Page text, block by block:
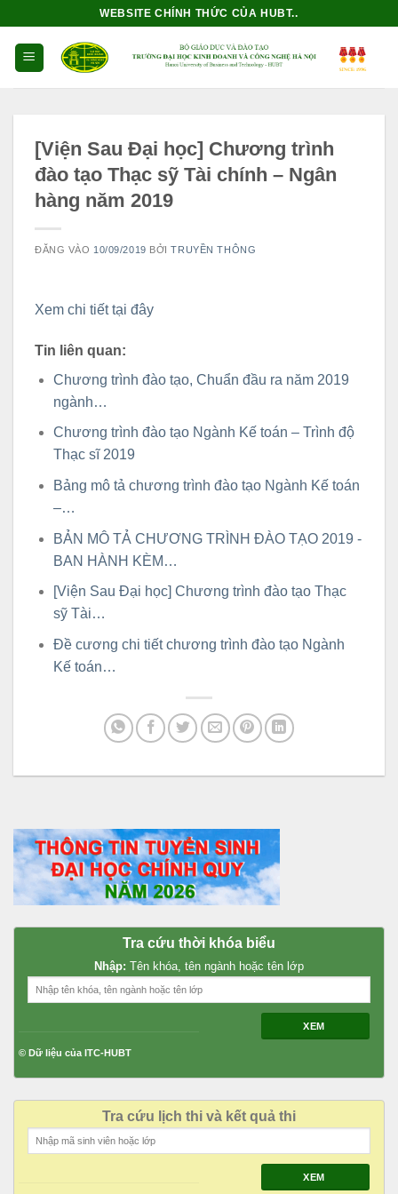
dung
WEBSITE CHÍNH THỨC CỦA HUBT..
[Viện Sau Đại học] Chương trình
đào tạo Thạc sỹ Tài chính – Ngân
hàng năm 2019
ĐĂNG VÀO 10/09/2019 BỞITRUYỀN THÔNG
Xem chi tiết tại đây
Tin liên quan:
Chương trình đào tạo, Chuẩn đầu ra năm 2019
ngành…
Chương trình đào tạo Ngành Kế toán – Trình độ
Thạc sĩ 2019
Bảng mô tả chương trình đào tạo Ngành Kế toán
–…
BẢN MÔ TẢ CHƯƠNG TRÌNH ĐÀO TẠO 2019 -
BAN HÀNH KÈM…
[Viện Sau Đại học] Chương trình đào tạo Thạc
sỹ Tài…
Đề cương chi tiết chương trình đào tạo Ngành
Kế toán…
Tra cứu thời khóa biểu
Nhập: Tên khóa, tên ngành hoặc tên lớp
XEM
© Dữ liệu của ITC-HUBT
Tra cứu lịch thi và kết quả thi
XEM